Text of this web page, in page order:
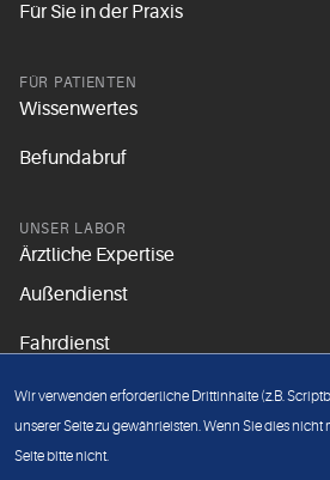
Für Sie in der Praxis
FÜR PATIENTEN
Wissenwertes
Befundabruf
UNSER LABOR
Ärztliche Expertise
Außendienst
Fahrdienst
Unsere Grundsätze
Wir verwenden erforderliche Drittinhalte (z.B.
unserer Seite zu gewährleisten. Wenn Sie dies
Seite bitte nicht.